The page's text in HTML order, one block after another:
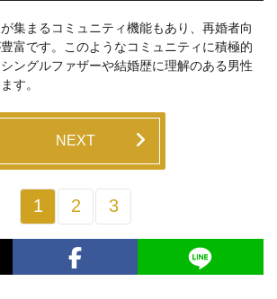
集まるコミュニティ機能もあり、再婚者向
富です。このようなコミュニティに積極的
ングルファザーや結婚歴に理解のある男性
す。
NEXT
1 2 3